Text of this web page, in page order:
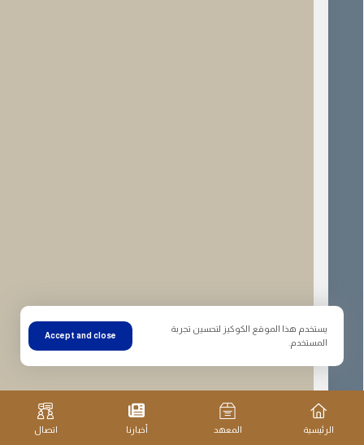
الرئيسية المعهد أخبارنا اتصال
يستخدم هذا الموقع الكوكيز لتحسين تجربة
المستخدم.
Accept and close